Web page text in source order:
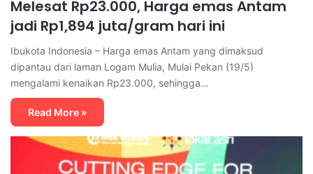
Melesat Rp23.000, Harga emas Antam
jadi Rp1,894 juta/gram hari ini
Ibukota Indonesia – Harga emas Antam yang dimaksud
dipantau dari laman Logam Mulia, Mulai Pekan (19/5)
mengalami kenaikan Rp23.000, sehingga…
Read More »